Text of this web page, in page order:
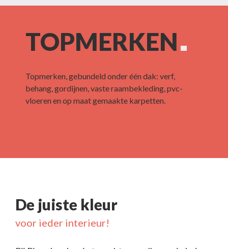
TOPMERKEN
Topmerken, gebundeld onder één dak: verf,
behang, gordijnen, vaste raambekleding, pvc-
vloeren en op maat gemaakte karpetten.
De juiste kleur
voor ieder interieur!